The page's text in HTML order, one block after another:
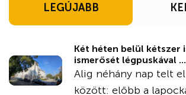
LEGÚJABB
Két héten belül kétszer
ismerősét légpuskával ...
Alig néhány nap telt
között: előbb a